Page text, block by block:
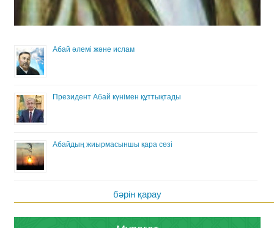
Абай әлемі және ислам
Президент Абай күнімен құттықтады
Абайдың жиырмасыншы қара сөзі
бәрін қарау